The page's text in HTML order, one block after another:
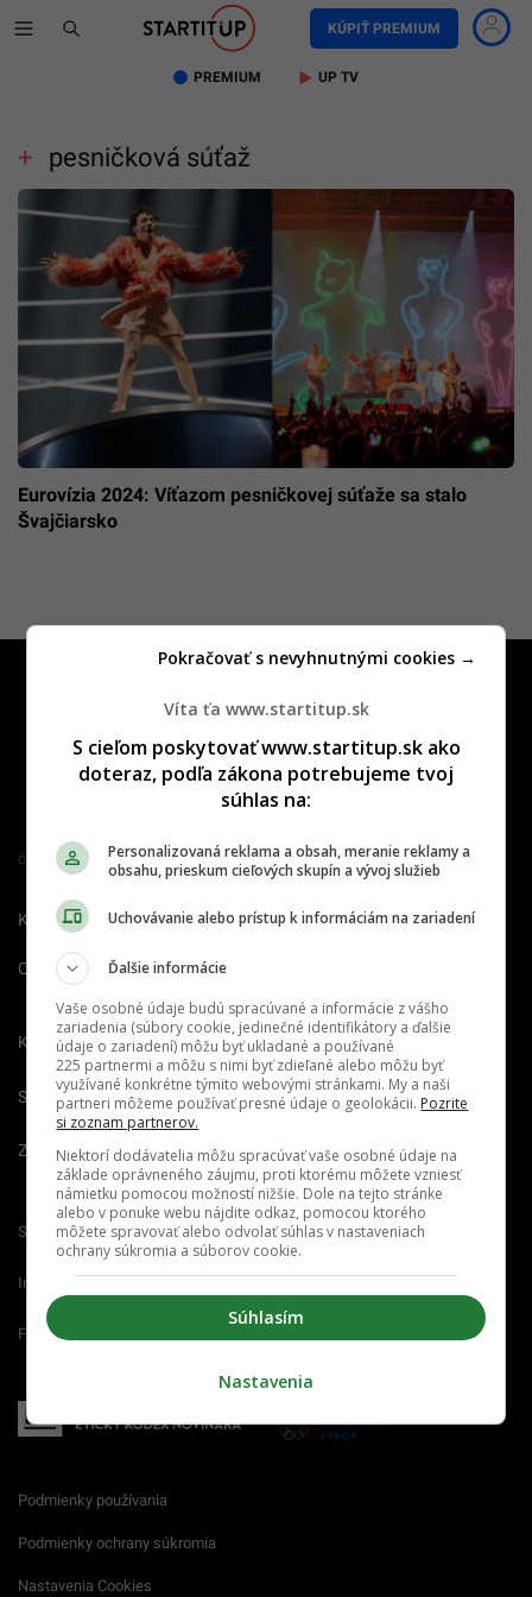
KÚPIŤ PREMIUM
PREMIUM UP TV
pesničková súťaž
Eurovízia 2024: Víťazom pesničkovej súťaže sa stalo
Švajčiarsko
Člen združenia IAB Slovakia
Kontakt Inzercia Cenník
O nás Redakcia
Kariéra
Spravovať notifikácie
Zrušiť predplatné
Startitup.sk Fontech.sk Odzadu.sk
Interez.sk Emefka.sk Receptik.sk
Femm.sk
Podmienky používania
Podmienky ochrany súkromia
Nastavenia Cookies
Víta ťa www.startitup.sk
S cieľom poskytovať www.startitup.sk ako
doteraz, podľa zákona potrebujeme tvoj
súhlas na:
Personalizovaná reklama a obsah, meranie reklamy a
obsahu, prieskum cieľových skupín a vývoj služieb
Uchovávanie alebo prístup k informáciám na zariadení
Ďalšie informácie
Vaše osobné údaje budú spracúvané a informácie z vášho
zariadenia (súbory cookie, jedinečné identifikátory a ďalšie
údaje o zariadení) môžu byť ukladané a používané
225 partnermi a môžu s nimi byť zdieľané alebo môžu byť
využívané konkrétne týmito webovými stránkami. My a naši
partneri môžeme používať presné údaje o geolokácii. Pozrite
si zoznam partnerov.
Niektorí dodávatelia môžu spracúvať vaše osobné údaje na
základe oprávneného záujmu, proti ktorému môžete vzniesť
námietku pomocou možností nižšie. Dole na tejto stránke
alebo v ponuke webu nájdite odkaz, pomocou ktorého
môžete spravovať alebo odvolať súhlas v nastaveniach
ochrany súkromia a súborov cookie.
Súhlasím
Pokračovať s nevyhnutnými cookies →
Nastavenia